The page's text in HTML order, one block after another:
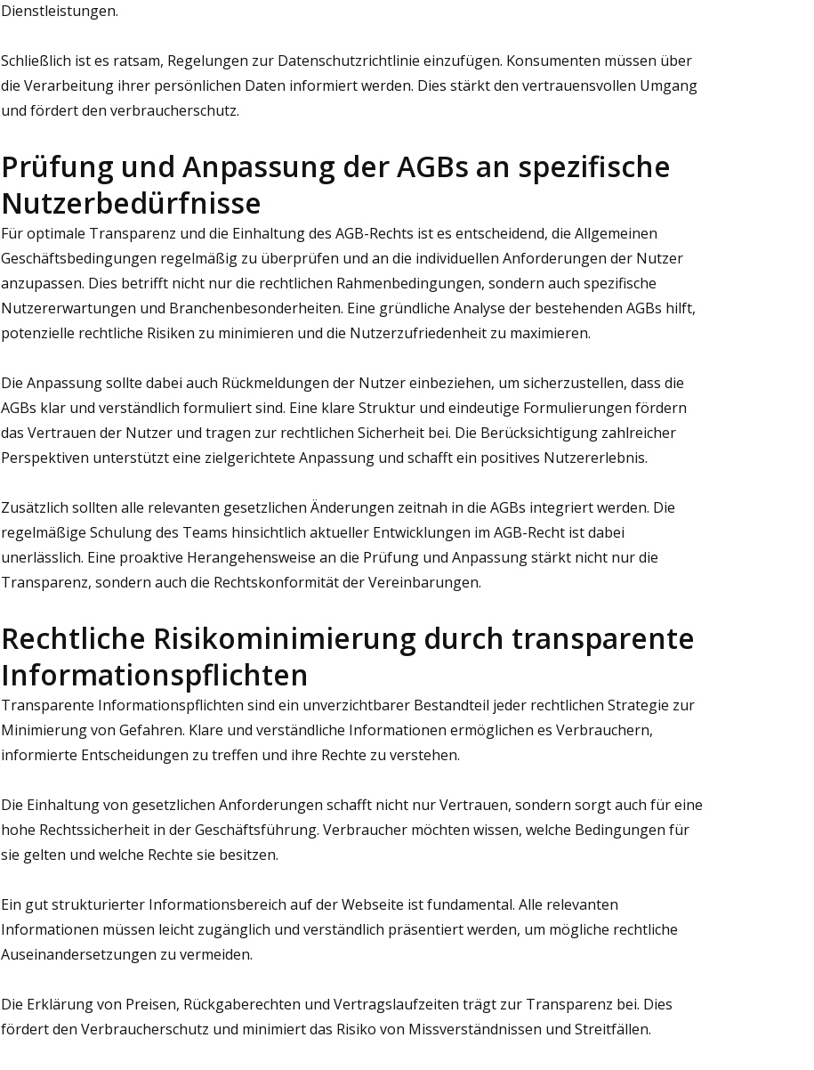
Dienstleistungen.
Schließlich ist es ratsam, Regelungen zur Datenschutzrichtlinie einzufügen. Konsumenten müssen über
die Verarbeitung ihrer persönlichen Daten informiert werden. Dies stärkt den vertrauensvollen Umgang
und fördert den verbraucherschutz.
Prüfung und Anpassung der AGBs an spezifische
Nutzerbedürfnisse
Für optimale Transparenz und die Einhaltung des AGB-Rechts ist es entscheidend, die Allgemeinen
Geschäftsbedingungen regelmäßig zu überprüfen und an die individuellen Anforderungen der Nutzer
anzupassen. Dies betrifft nicht nur die rechtlichen Rahmenbedingungen, sondern auch spezifische
Nutzererwartungen und Branchenbesonderheiten. Eine gründliche Analyse der bestehenden AGBs hilft,
potenzielle rechtliche Risiken zu minimieren und die Nutzerzufriedenheit zu maximieren.
Die Anpassung sollte dabei auch Rückmeldungen der Nutzer einbeziehen, um sicherzustellen, dass die
AGBs klar und verständlich formuliert sind. Eine klare Struktur und eindeutige Formulierungen fördern
das Vertrauen der Nutzer und tragen zur rechtlichen Sicherheit bei. Die Berücksichtigung zahlreicher
Perspektiven unterstützt eine zielgerichtete Anpassung und schafft ein positives Nutzererlebnis.
Zusätzlich sollten alle relevanten gesetzlichen Änderungen zeitnah in die AGBs integriert werden. Die
regelmäßige Schulung des Teams hinsichtlich aktueller Entwicklungen im AGB-Recht ist dabei
unerlässlich. Eine proaktive Herangehensweise an die Prüfung und Anpassung stärkt nicht nur die
Transparenz, sondern auch die Rechtskonformität der Vereinbarungen.
Rechtliche Risikominimierung durch transparente
Informationspflichten
Transparente Informationspflichten sind ein unverzichtbarer Bestandteil jeder rechtlichen Strategie zur
Minimierung von Gefahren. Klare und verständliche Informationen ermöglichen es Verbrauchern,
informierte Entscheidungen zu treffen und ihre Rechte zu verstehen.
Die Einhaltung von gesetzlichen Anforderungen schafft nicht nur Vertrauen, sondern sorgt auch für eine
hohe Rechtssicherheit in der Geschäftsführung. Verbraucher möchten wissen, welche Bedingungen für
sie gelten und welche Rechte sie besitzen.
Ein gut strukturierter Informationsbereich auf der Webseite ist fundamental. Alle relevanten
Informationen müssen leicht zugänglich und verständlich präsentiert werden, um mögliche rechtliche
Auseinandersetzungen zu vermeiden.
Die Erklärung von Preisen, Rückgaberechten und Vertragslaufzeiten trägt zur Transparenz bei. Dies
fördert den Verbraucherschutz und minimiert das Risiko von Missverständnissen und Streitfällen.